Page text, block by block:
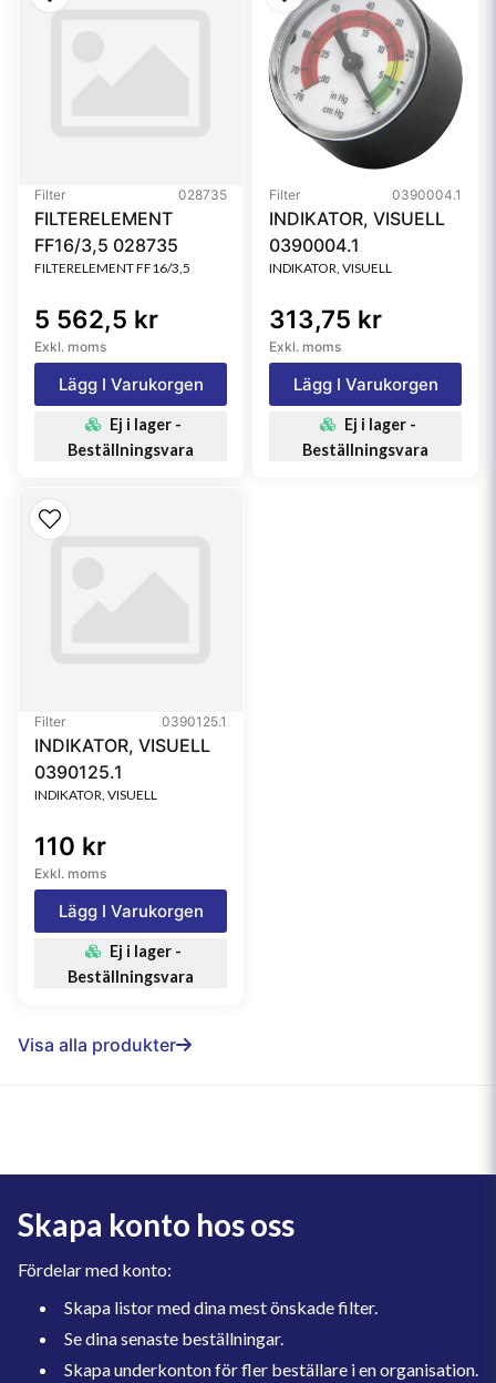
Filter 028735
FILTERELEMENT
FF16/3,5 028735
FILTERELEMENT FF16/3,5
5 562,5 kr
Exkl. moms
Lägg I Varukorgen
Ej i lager -
Beställningsvara
Filter 0390004.1
INDIKATOR, VISUELL
0390004.1
INDIKATOR, VISUELL
313,75 kr
Exkl. moms
Lägg I Varukorgen
Ej i lager -
Beställningsvara
Filter 0390125.1
INDIKATOR, VISUELL
0390125.1
INDIKATOR, VISUELL
110 kr
Exkl. moms
Lägg I Varukorgen
Ej i lager -
Beställningsvara
Visa alla produkter
Skapa konto hos oss
Fördelar med konto:
Skapa listor med dina mest önskade filter.
Se dina senaste beställningar.
Skapa underkonton för fler beställare i en organisation.